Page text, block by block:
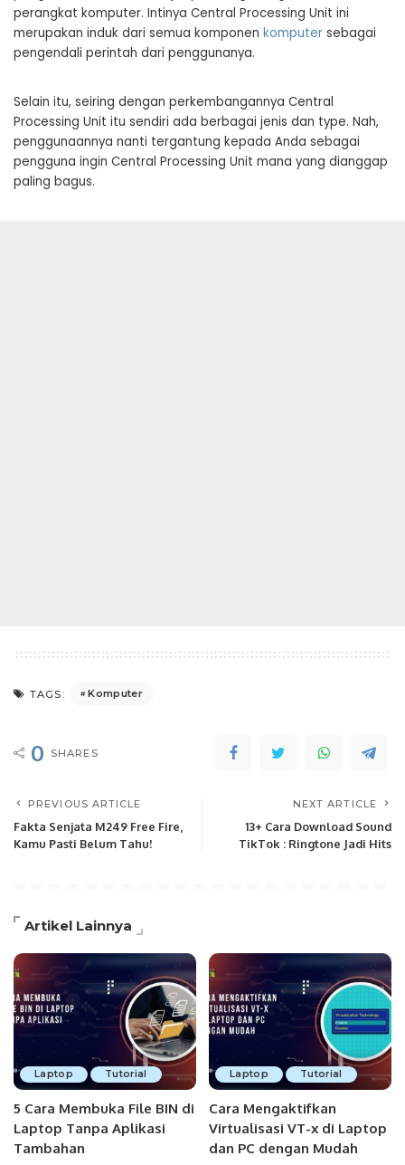
perangkat komputer. Intinya Central Processing Unit ini
merupakan induk dari semua komponen komputer sebagai
pengendali perintah dari penggunanya.
Selain itu, seiring dengan perkembangannya Central
Processing Unit itu sendiri ada berbagai jenis dan type. Nah,
penggunaannya nanti tergantung kepada Anda sebagai
pengguna ingin Central Processing Unit mana yang dianggap
paling bagus.
TAGS: Komputer
0 SHARES
PREVIOUS ARTICLE
Fakta Senjata M249 Free Fire,
Kamu Pasti Belum Tahu!
NEXT ARTICLE
13+ Cara Download Sound
TikTok : Ringtone Jadi Hits
Artikel Lainnya
Laptop Tutorial
5 Cara Membuka File BIN di
Laptop Tanpa Aplikasi
Tambahan
Laptop Tutorial
Cara Mengaktifkan
Virtualisasi VT-x di Laptop
dan PC dengan Mudah